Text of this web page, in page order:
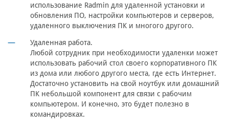
использование Radmin для удаленной установки и
обновления ПО, настройки компьютеров и серверов,
удаленного выключения ПК и многого другого.
Удаленная работа.
Любой сотрудник при необходимости удаленки может
использовать рабочий стол своего корпоративного ПК
из дома или любого другого места, где есть Интернет.
Достаточно установить на свой ноутбук или домашний
ПК небольшой компонент для связи с рабочим
компьютером. И конечно, это будет полезно в
командировках.